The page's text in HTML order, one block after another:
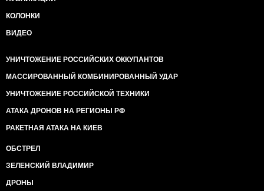
КОЛОНКИ
ВИДЕО
УНИЧТОЖЕНИЕ РОССИЙСКИХ ОККУПАНТОВ
МАССИРОВАННЫЙ КОМБИНИРОВАННЫЙ УДАР
УНИЧТОЖЕНИЕ РОССИЙСКОЙ ТЕХНИКИ
АТАКА ДРОНОВ НА РЕГИОНЫ РФ
РАКЕТНАЯ АТАКА НА КИЕВ
ОБСТРЕЛ
ЗЕЛЕНСКИЙ ВЛАДИМИР
ДРОНЫ